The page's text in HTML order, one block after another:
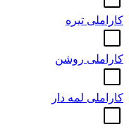
کاراملی تیره
کاراملی روشن
کاراملی لمه دار